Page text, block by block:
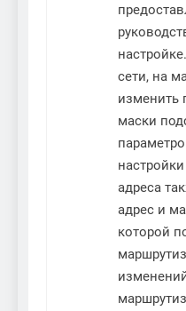
сети, на
изменить
маски
адреса
адрес и
которой